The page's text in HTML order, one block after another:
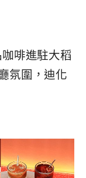
啡進駐大稻
氛圍，迪化